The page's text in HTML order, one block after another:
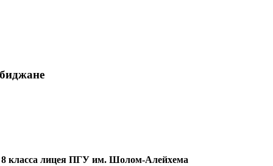
8 класса лицея ПГУ им. Шолом-Алейхема